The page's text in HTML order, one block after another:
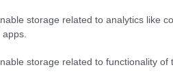
storage related to analytics like
storage related to functionality of